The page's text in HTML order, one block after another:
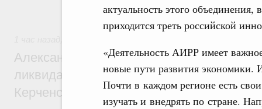
актуальность этого
приходится треть российской
«Деятельность АИРР имеет
новые пути развития экономики.
Почти в каждом регионе есть
изучать и внедрять по стране.
Александр Козлов провёл заседание
ликвидации последствий чрезвычайной
Керченском проливе